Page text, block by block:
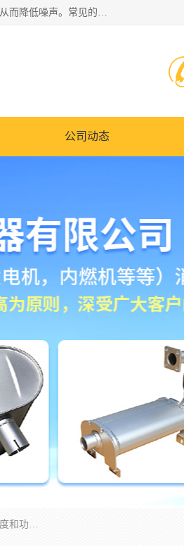
消音器主要用于降低机械设备或枪械等产生的噪声。它通过阻尼或增加排气面积来降低排气速度和功率，从而降低噪声。常见的消音器类型包括阻性消声器、抗性消声器、共振消声器以及阻抗复合式消声器等。这些消音器各有特点，适用于不同频率的噪声消除。
公司动态
消音器主要用于降低机械设备或枪械等产生的噪声。它通过阻尼或增加排气面积来降低排气速度和功率，从而降低噪声。常见的消音器类型包括阻性消声器、抗性消声器、共振消声器以及阻抗复合式消声器等。这些消音器各有特点，适用于不同频率的噪声消除。